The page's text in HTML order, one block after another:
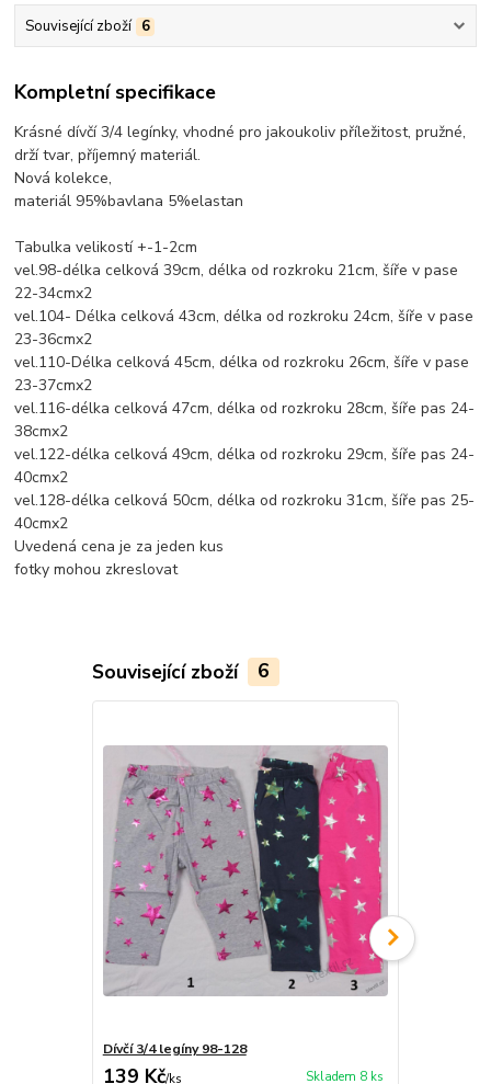
Související zboží 6
Kompletní specifikace
Krásné dívčí 3/4 legínky, vhodné pro jakoukoliv příležitost, pružné,
drží tvar, příjemný materiál.
Nová kolekce,
materiál 95%bavlana 5%elastan
Tabulka velikostí +-1-2cm
vel.98-délka celková 39cm, délka od rozkroku 21cm, šíře v pase
22-34cmx2
vel.104- Délka celková 43cm, délka od rozkroku 24cm, šíře v pase
23-36cmx2
vel.110-Délka celková 45cm, délka od rozkroku 26cm, šíře v pase
23-37cmx2
vel.116-délka celková 47cm, délka od rozkroku 28cm, šíře pas 24-
38cmx2
vel.122-délka celková 49cm, délka od rozkroku 29cm, šíře pas 24-
40cmx2
vel.128-délka celková 50cm, délka od rozkroku 31cm, šíře pas 25-
40cmx2
Uvedená cena je za jeden kus
fotky mohou zkreslovat
Související zboží 6
Dívčí 3/4 legíny 98-128
139 Kč/ks Skladem 8 ks